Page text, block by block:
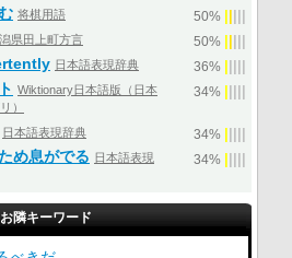
将棋用語 50%
県田上町方言 50%
日本語表現辞典 36%
Wiktionary日本語版（日本
）
34%
日本語表現辞典 34%
め息がでる 日本語表現
34%
隣キーワード